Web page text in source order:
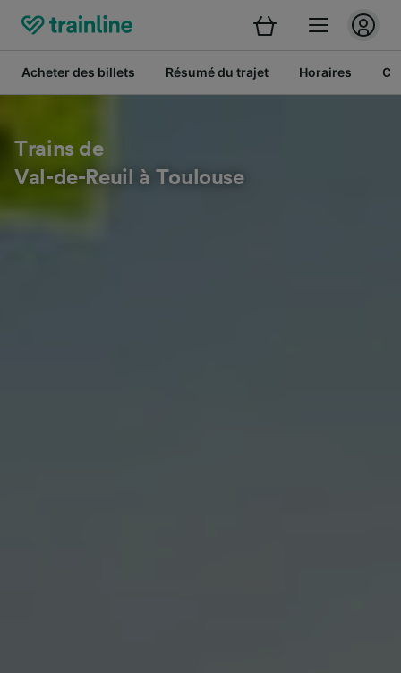
Acheter des billets Résumé du trajet Horaires
Trains de
Val-de-Reuil à Toulouse